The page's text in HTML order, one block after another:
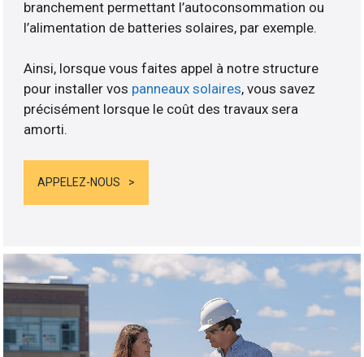
branchement permettant l’autoconsommation ou
l’alimentation de batteries solaires, par exemple.
Ainsi, lorsque vous faites appel à notre structure
pour installer vos panneaux solaires, vous savez
précisément lorsque le coût des travaux sera
amorti.
APPELEZ-NOUS